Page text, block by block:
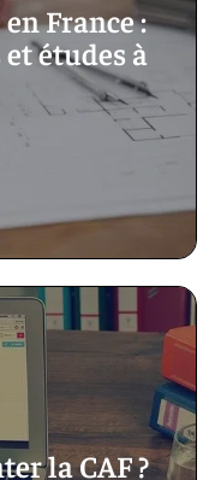
France :
études à
la CAF ?